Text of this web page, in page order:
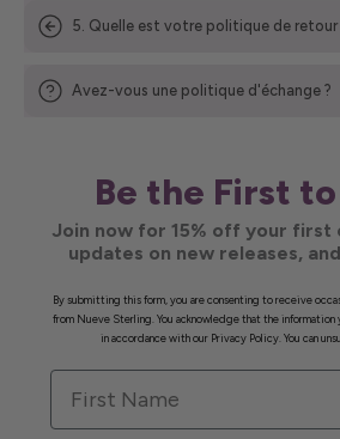
5. Quelle est votre politique de retour
Avez-vous une politique d'échange ?
Be the First
Join now for 15% off your first
updates on new releases,
By submitting this form, you are consenting to receive
from Nueve Sterling. You acknowledge that the
in accordance with our Privacy Policy. You can
First Name